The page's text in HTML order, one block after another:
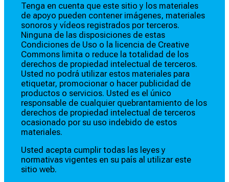
Tenga en cuenta que este sitio y los materiales
de apoyo pueden contener imágenes, materiales
sonoros y vídeos registrados por terceros.
Ninguna de las disposiciones de estas
Condiciones de Uso o la licencia de Creative
Commons limita o reduce la totalidad de los
derechos de propiedad intelectual de terceros.
Usted no podrá utilizar estos materiales para
etiquetar, promocionar o hacer publicidad de
productos o servicios. Usted es el único
responsable de cualquier quebrantamiento de los
derechos de propiedad intelectual de terceros
ocasionado por su uso indebido de estos
materiales.
Usted acepta cumplir todas las leyes y
normativas vigentes en su país al utilizar este
sitio web.